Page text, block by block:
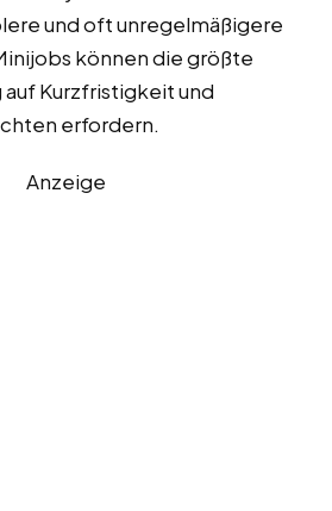
und oft unregelmäßigere
können die größte
Kurzfristigkeit und
erfordern.
Anzeige